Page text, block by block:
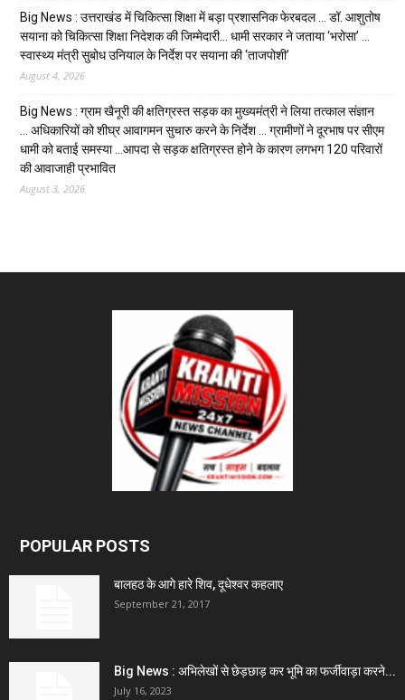
Big News : उत्तराखंड में चिकित्सा शिक्षा में बड़ा प्रशासनिक फेरबदल … डॉ. आशुतोष
सयाना को चिकित्सा शिक्षा निदेशक की जिम्मेदारी… धामी सरकार ने जताया ‘भरोसा’ …
स्वास्थ्य मंत्री सुबोध उनियाल के निर्देश पर सयाना की ‘ताजपोशी’
August 4, 2026
Big News : ग्राम खैनूरी की क्षतिग्रस्त सड़क का मुख्यमंत्री ने लिया तत्काल संज्ञान
… अधिकारियों को शीघ्र आवागमन सुचारु करने के निर्देश … ग्रामीणों ने दूरभाष पर सीएम
धामी को बताई समस्या …आपदा से सड़क क्षतिग्रस्त होने के कारण लगभग 120 परिवारों
की आवाजाही प्रभावित
August 3, 2026
POPULAR POSTS
बालहठ के आगे हारे शिव, दूधेश्वर कहलाए
September 21, 2017
Big News : अभिलेखों से छेड़छाड़ कर भूमि का फर्जीवाड़ा करने...
July 16, 2023